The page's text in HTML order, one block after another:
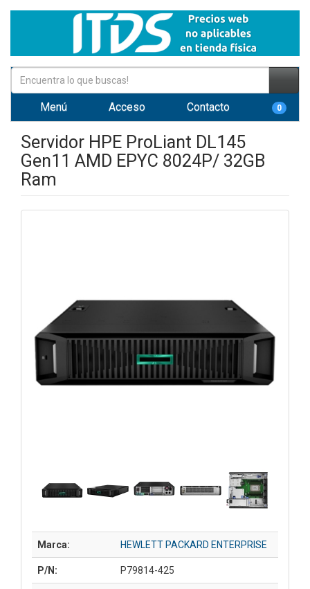
Menú Acceso Contacto 0
Servidor HPE ProLiant DL145
Gen11 AMD EPYC 8024P/ 32GB
Ram
Marca: HEWLETT PACKARD ENTERPRISE
P/N: P79814-425